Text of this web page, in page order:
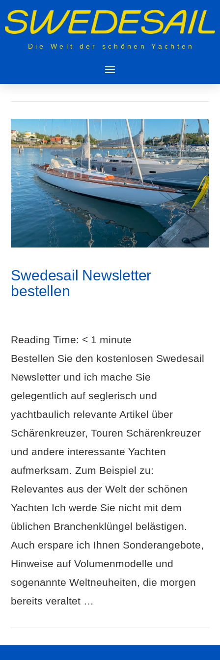
Die Welt der schönen Yachten
Swedesail Newsletter
bestellen
Reading Time: < 1 minute
Bestellen Sie den kostenlosen Swedesail
Newsletter und ich mache Sie
gelegentlich auf seglerisch und
yachtbaulich relevante Artikel über
Schärenkreuzer, Touren Schärenkreuzer
und andere interessante Yachten
aufmerksam. Zum Beispiel zu:
Relevantes aus der Welt der schönen
Yachten Ich werde Sie nicht mit dem
üblichen Branchenklüngel belästigen.
Auch erspare ich Ihnen Sonderangebote,
Hinweise auf Volumenmodelle und
sogenannte Weltneuheiten, die morgen
bereits veraltet …